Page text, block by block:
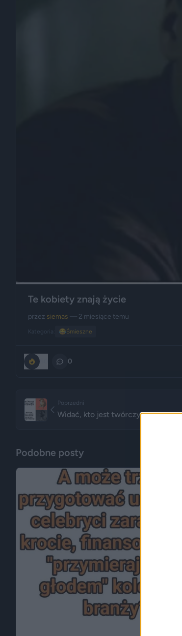
Te kobiety znają życie
przez siemas — 2 miesiące temu
Kategoria: 😂Śmieszne
0
Poprzedni
Widać, kto jest twórczy
Podobne posty